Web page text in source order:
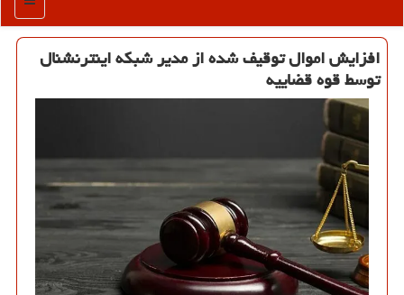
افزایش اموال توقیف شده از مدیر شبکه اینترنشنال
توسط قوه قضاییه